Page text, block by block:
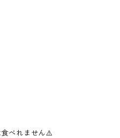
食べれません⚠️